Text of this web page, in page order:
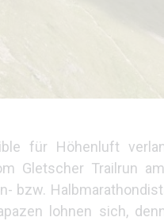
für Höhenluft
Gletscher Trailrun
bzw.
lohnen sich,